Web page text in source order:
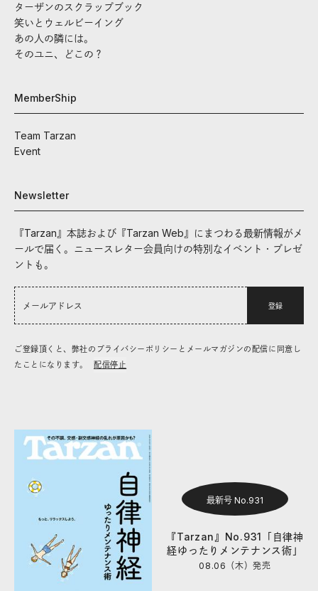
ターザンのスクラップブック
笑いとウェルビーイング
あの人の隣には。
そのユニ、どこの？
MemberShip
Team Tarzan
Event
Newsletter
『Tarzan』本誌および『Tarzan Web』にまつわる最新情報がメ
ールで届く。ニュースレター会員向けの特別なイベント・プレゼ
ントも。
登録
ご登録頂くと、弊社のプライバシーポリシーとメールマガジンの配信に同意し
たことになります。
配信停止
最新号 No.931
『Tarzan』No.931「自律神
経ゆったりメンテナンス術」
08.06（木）発売